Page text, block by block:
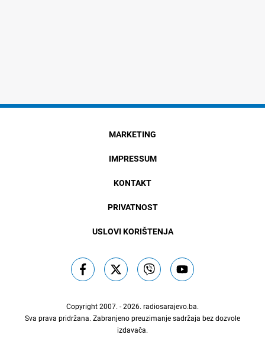
MARKETING
IMPRESSUM
KONTAKT
PRIVATNOST
USLOVI KORIŠTENJA
Copyright 2007. - 2026. radiosarajevo.ba.
Sva prava pridržana. Zabranjeno preuzimanje sadržaja bez dozvole
izdavača.